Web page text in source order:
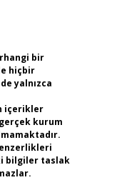
bir
hiçbir
yalnızca
içerikler
kurum
bilgiler taslak